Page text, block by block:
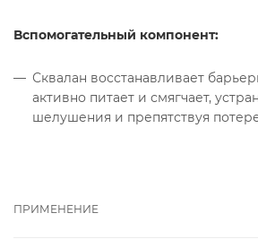
Вспомогательный компонент:
Сквалан восстанавливает
активно питает и смягчает,
шелушения и препятствуя
ПРИМЕНЕНИЕ